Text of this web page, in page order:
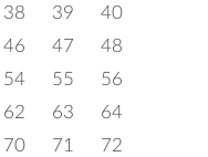
38 39
40
46 47
48
54 55
56
62 63
64
70 71
72